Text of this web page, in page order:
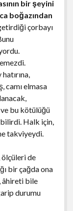
bir şeyini
boğazından
çorbayı
camı elmasa
bu kötülüğü
Halk için,
takviyeydi.
ölçüleri de
bir çağda ona
âhireti bile
durumu